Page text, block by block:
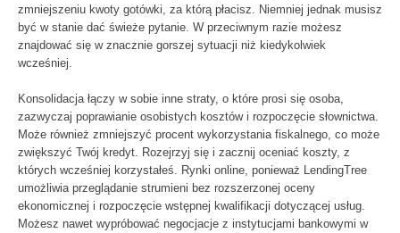
zmniejszeniu kwoty gotówki, za którą płacisz. Niemniej jednak musisz
być w stanie dać świeże pytanie. W przeciwnym razie możesz
znajdować się w znacznie gorszej sytuacji niż kiedykolwiek
wcześniej.
Konsolidacja łączy w sobie inne straty, o które prosi się osoba,
zazwyczaj poprawianie osobistych kosztów i rozpoczęcie słownictwa.
Może również zmniejszyć procent wykorzystania fiskalnego, co może
zwiększyć Twój kredyt. Rozejrzyj się i zacznij oceniać koszty, z
których wcześniej korzystałeś. Rynki online, ponieważ LendingTree
umożliwia przeglądanie strumieni bez rozszerzonej oceny
ekonomicznej i rozpoczęcie wstępnej kwalifikacji dotyczącej usług.
Możesz nawet wypróbować negocjacje z instytucjami bankowymi w